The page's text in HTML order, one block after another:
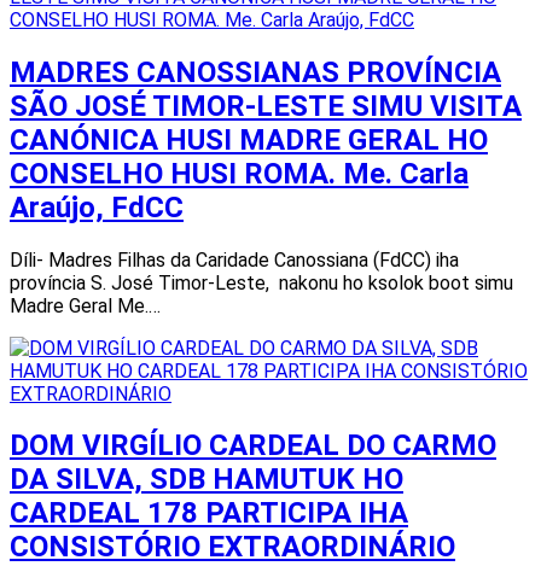
MADRES CANOSSIANAS PROVÍNCIA
SÃO JOSÉ TIMOR-LESTE SIMU VISITA
CANÓNICA HUSI MADRE GERAL HO
CONSELHO HUSI ROMA. Me. Carla
Araújo, FdCC
Díli- Madres Filhas da Caridade Canossiana (FdCC) iha
província S. José Timor-Leste, nakonu ho ksolok boot simu
Madre Geral Me.…
DOM VIRGÍLIO CARDEAL DO CARMO
DA SILVA, SDB HAMUTUK HO
CARDEAL 178 PARTICIPA IHA
CONSISTÓRIO EXTRAORDINÁRIO